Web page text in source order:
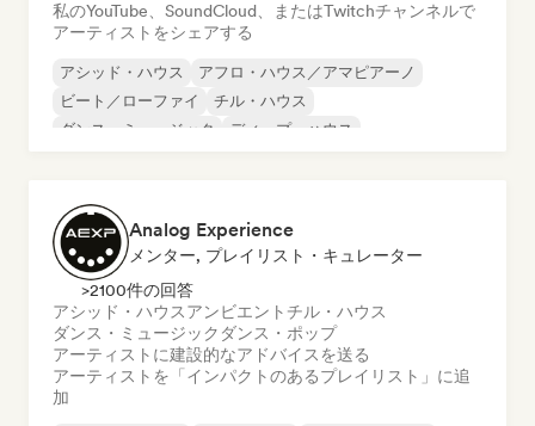
私のYouTube、SoundCloud、またはTwitchチャンネルで
アーティストをシェアする
アシッド・ハウス
アフロ・ハウス／アマピアーノ
ビート／ローファイ
チル・ハウス
ダンス・ミュージック
ディープ・ハウス
Analog Experience
メンター, プレイリスト・キュレーター
>2100件の回答
アシッド・ハウスアンビエント チル・ハウス
ダンス・ミュージック ダンス・ポップ
アーティストに建設的なアドバイスを送る
アーティストを「インパクトのあるプレイリスト」に追
加